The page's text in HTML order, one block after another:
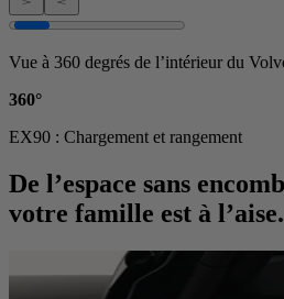
Vue à 360 degrés de l’intérieur du
360°
EX90 : Chargement et rangement
De l’espace sans
votre famille est à l’aise.